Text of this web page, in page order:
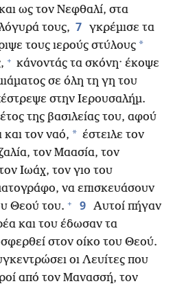
ως τον Νεφθαλί, στα
τους, 7 γκρέμισε τα
τους ιερούς στύλους *
+ κάνοντάς τα σκόνη· έκοψε
σε όλη τη γη του
στην Ιερουσαλήμ.
της βασιλείας του, αφού
και τον ναό, * έστειλε τον
τον Μαασία, τον
Ιωάχ, τον γιο του
να επισκευάσουν
Θεού του. + 9 Αυτοί πήγαν
και του έδωσαν τα
στον οίκο του Θεού.
οι Λευίτες που
από τον Μανασσή, τον